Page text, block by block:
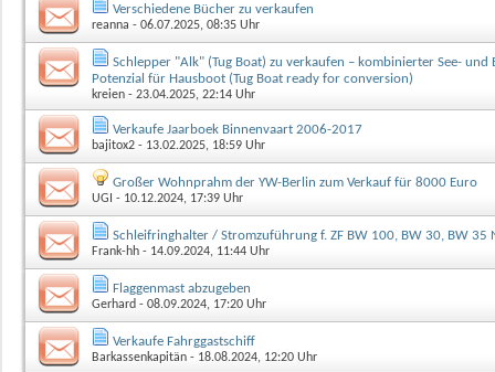
Verschiedene Bücher zu verkaufen
reanna - 06.07.2025, 08:35 Uhr
Schlepper "Alk" (Tug Boat) zu verkaufen – kombinierter See- und
Potenzial für Hausboot (Tug Boat ready for conversion)
kreien - 23.04.2025, 22:14 Uhr
Verkaufe Jaarboek Binnenvaart 2006-2017
bajitox2 - 13.02.2025, 18:59 Uhr
Großer Wohnprahm der YW-Berlin zum Verkauf für 8000 Euro
UGI - 10.12.2024, 17:39 Uhr
Schleifringhalter / Stromzuführung f. ZF BW 100, BW 30, BW 35
Frank-hh - 14.09.2024, 11:44 Uhr
Flaggenmast abzugeben
Gerhard - 08.09.2024, 17:20 Uhr
Verkaufe Fahrggastschiff
Barkassenkapitän - 18.08.2024, 12:20 Uhr